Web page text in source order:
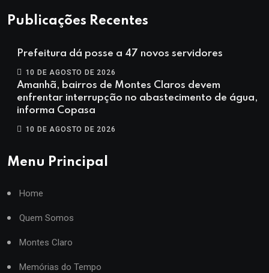
Publicações Recentes
Prefeitura dá posse a 47 novos servidores
10 DE AGOSTO DE 2026
Amanhã, bairros de Montes Claros devem
enfrentar interrupção no abastecimento de água,
informa Copasa
10 DE AGOSTO DE 2026
Menu Principal
Home
Quem Somos
Montes Claro
Memórias do Tempo